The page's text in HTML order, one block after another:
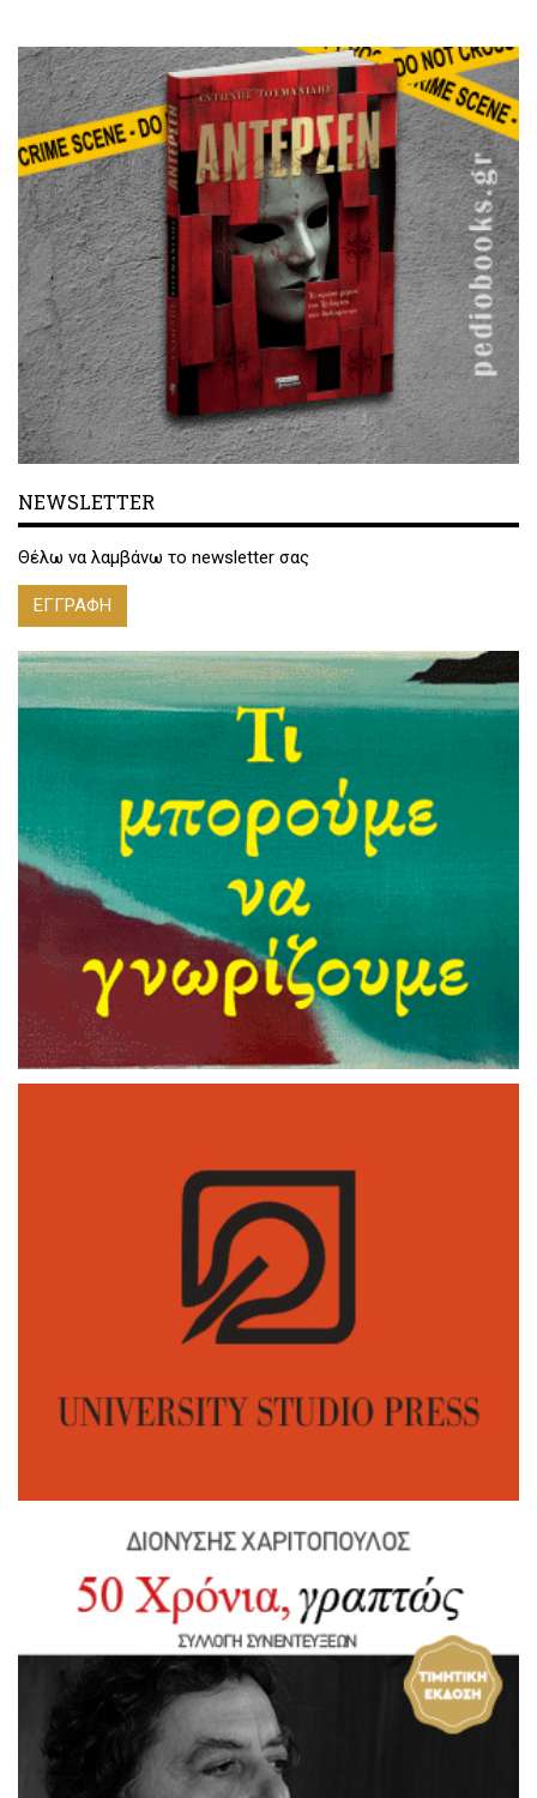
NEWSLETTER
Θέλω να λαμβάνω το newsletter σας
ΕΓΓΡΑΦΗ